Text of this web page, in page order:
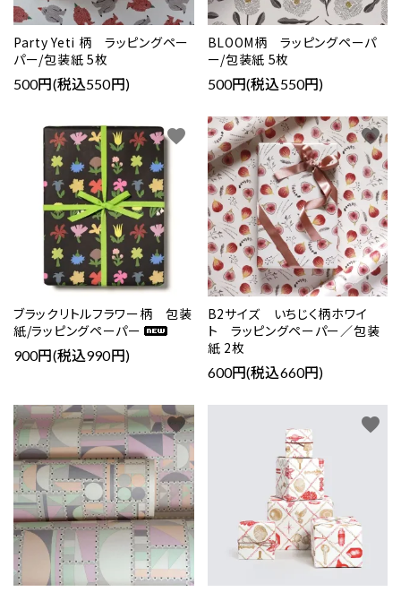
Party Yeti 柄 ラッピングペー
パー/包装紙 5枚
500円(税込550円)
BLOOM柄 ラッピングペーパ
ー/包装紙 5枚
500円(税込550円)
ブラックリトルフラワー柄 包装
紙/ラッピングペーパー
900円(税込990円)
favorite
B2サイズ いちじく柄ホワイ
ト ラッピングペーパー／包装
紙 2枚
600円(税込660円)
favorite
favorite favorite